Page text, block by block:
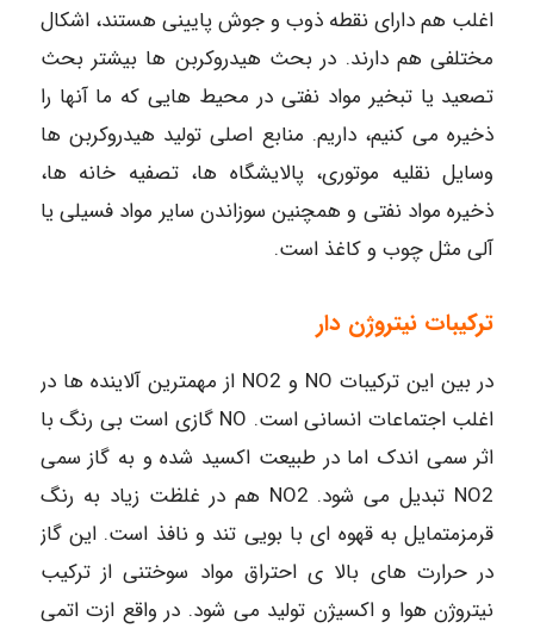
اغلب هم دارای نقطه ذوب و جوش پایینی هستند، اشکال
مختلفی هم دارند. در بحث هیدروکربن ها بیشتر بحث
تصعید یا تبخیر مواد نفتی در محیط هایی که ما آنها را
ذخیره می کنیم، داریم. منابع اصلی تولید هیدروکربن ها
وسایل نقلیه موتوری، پالایشگاه ها، تصفیه خانه ها،
ذخیره مواد نفتی و همچنین سوزاندن سایر مواد فسیلی یا
آلی مثل چوب و کاغذ است.
ترکیبات نیتروژن دار
در بین این ترکیبات NO و NO2 از مهمترین آلاینده ها در
اغلب اجتماعات انسانی است. NO گازی است بی رنگ با
اثر سمی اندک اما در طبیعت اکسید شده و به گاز سمی
NO2 تبدیل می شود. NO2 هم در غلظت زیاد به رنگ
قرمزمتمایل به قهوه ای با بویی تند و نافذ است. این گاز
در حرارت های بالا ی احتراق مواد سوختنی از ترکیب
نیتروژن هوا و اکسیژن تولید می شود. در واقع ازت اتمی